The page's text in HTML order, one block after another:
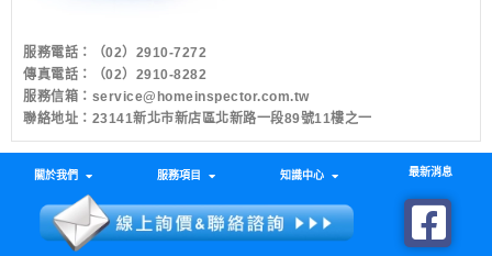
服務電話：
（02）2910-7272
傳真電話：（02）2910-8282
服務信箱： service@homeinspector.com.tw
聯絡地址：23141新北市新店區北新路一段89號11樓之一
關於我們 服務項目 知識中心 最新消息